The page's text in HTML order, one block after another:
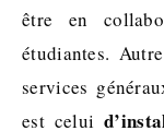
être en
étudiantes.
services
est celui